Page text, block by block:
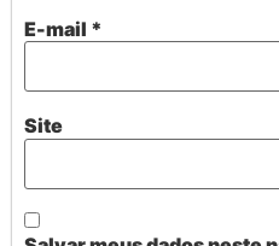
E-mail *
Site